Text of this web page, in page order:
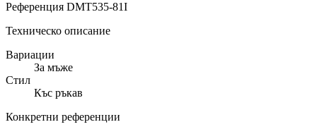
Референция DMT535-81I
Техническо описание
Вариации
За мъже
Стил
Къс ръкав
Конкретни референции